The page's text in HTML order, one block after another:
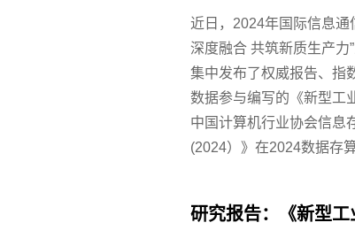
近日，2024年国际信息通
深度融合 共筑新质生产力
集中发布了权威报告、指
数据参与编写的《新型工
中国计算机行业协会信息
(2024）》在2024数据存
研究报告：《新型